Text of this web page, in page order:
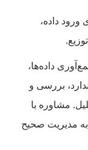
داده،
داده‌ها،
بررسی و
مشاوره با
مدیریت صحیح